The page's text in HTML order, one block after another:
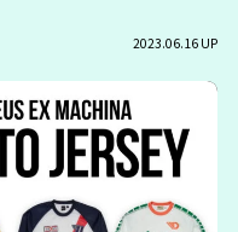
2023.06.16 UP